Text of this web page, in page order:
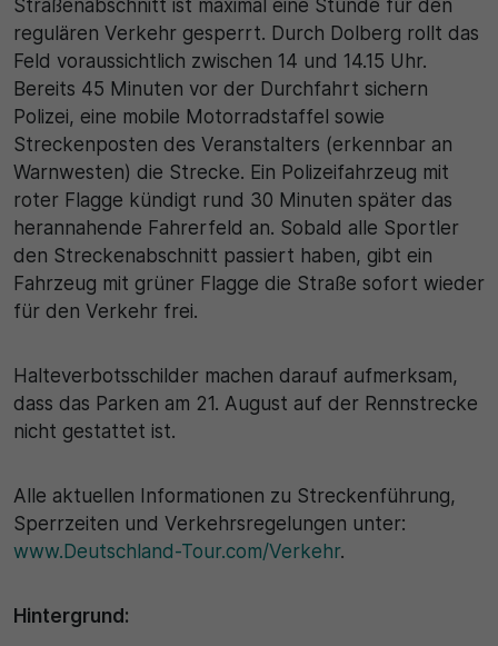
Straßenabschnitt ist maximal eine Stunde für den
regulären Verkehr gesperrt. Durch Dolberg rollt das
Feld voraussichtlich zwischen 14 und 14.15 Uhr.
Bereits 45 Minuten vor der Durchfahrt sichern
Polizei, eine mobile Motorradstaffel sowie
Streckenposten des Veranstalters (erkennbar an
Warnwesten) die Strecke. Ein Polizeifahrzeug mit
roter Flagge kündigt rund 30 Minuten später das
herannahende Fahrerfeld an. Sobald alle Sportler
den Streckenabschnitt passiert haben, gibt ein
Fahrzeug mit grüner Flagge die Straße sofort wieder
für den Verkehr frei.
Halteverbotsschilder machen darauf aufmerksam,
dass das Parken am 21. August auf der Rennstrecke
nicht gestattet ist.
Alle aktuellen Informationen zu Streckenführung,
Sperrzeiten und Verkehrsregelungen unter:
www.Deutschland-Tour.com/Verkehr.
Hintergrund: